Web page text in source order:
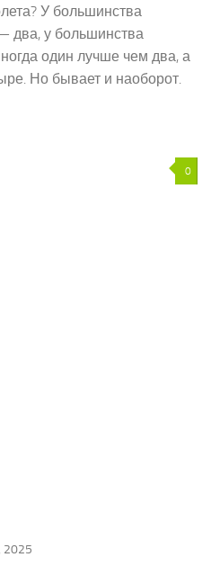
У большинства
два, у большинства
один лучше чем два, а
Но бывает и наоборот.
0